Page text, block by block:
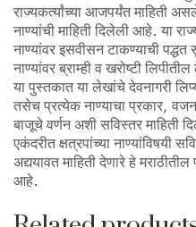
राज्यकर्त्यांच्या आजपर्यंत माहिती
नाण्यांची माहिती दिलेली आहे. या
नाण्यांवर इसवीसन टाकण्याची
नाण्यांवर ब्राम्ही व खरोष्टी
या पुस्तकात या लेखांचे देवनागरी
तसेच प्रत्येक नाण्याचा प्रकार,
बाजूचे वर्णन अशी सविस्तर माहिती
एकंदरीत क्षत्रपांच्या नाण्यांविषयी
अद्ययावत माहिती देणारे हे
आहे.